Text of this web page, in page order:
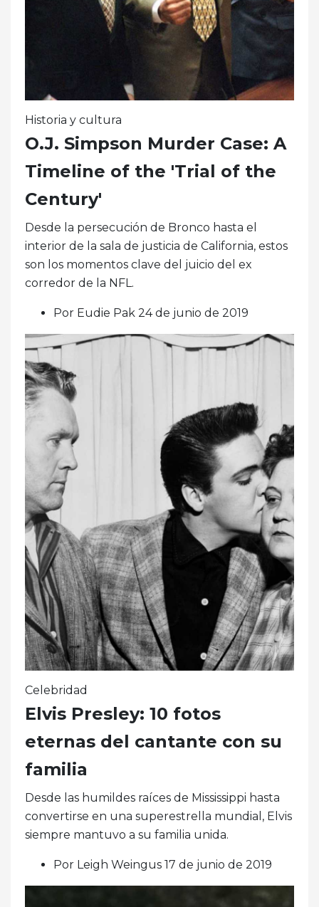
Historia y cultura
O.J. Simpson Murder Case: A
Timeline of the 'Trial of the
Century'
Desde la persecución de Bronco hasta el
interior de la sala de justicia de California, estos
son los momentos clave del juicio del ex
corredor de la NFL.
Por Eudie Pak 24 de junio de 2019
Celebridad
Elvis Presley: 10 fotos
eternas del cantante con su
familia
Desde las humildes raíces de Mississippi hasta
convertirse en una superestrella mundial, Elvis
siempre mantuvo a su familia unida.
Por Leigh Weingus 17 de junio de 2019